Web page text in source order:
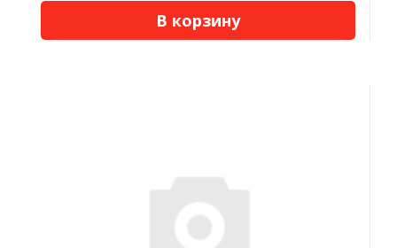
В корзину